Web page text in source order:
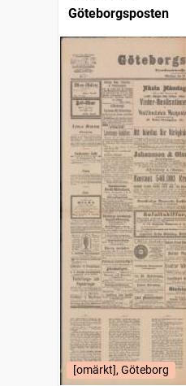
Göteborgsposten
[omärkt], Göteborg